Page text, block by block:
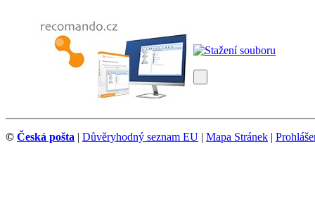
© Česká pošta | Důvěryhodný seznam EU | Mapa Stránek |